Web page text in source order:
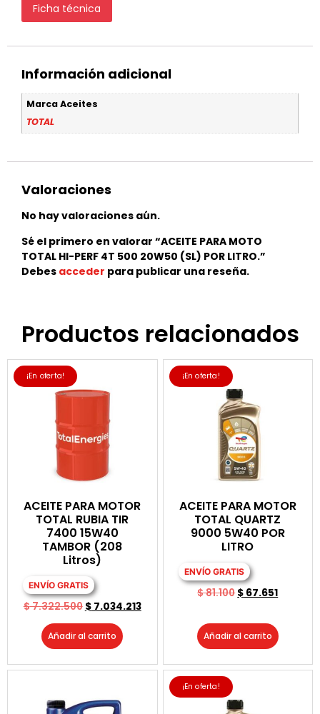
Ficha técnica
Información adicional
Marca Aceites
TOTAL
Valoraciones
No hay valoraciones aún.
Sé el primero en valorar “ACEITE PARA MOTO
TOTAL HI-PERF 4T 500 20W50 (SL) POR LITRO.”
Debes acceder para publicar una reseña.
Productos relacionados
¡En oferta!
ACEITE PARA MOTOR
TOTAL RUBIA TIR
7400 15W40
TAMBOR (208
Litros)
ENVÍO GRATIS
$7.322.500 $7.034.213
Añadir al carrito
¡En oferta!
ACEITE PARA MOTOR
TOTAL QUARTZ
9000 5W40 POR
LITRO
ENVÍO GRATIS
$81.100$ 67.651
Añadir al carrito
¡En oferta!